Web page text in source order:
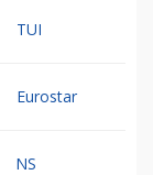
TUI
Eurostar
NS